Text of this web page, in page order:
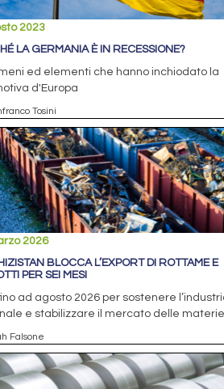
2023
LA GERMANIA È IN RECESSIONE?
ed elementi che hanno inchiodato la
d'Europa
Tosini
2026
BLOCCA L’EXPORT DI ROTTAME E
PER SEI MESI
ad agosto 2026 per sostenere
e stabilizzare il mercato delle
Falsone